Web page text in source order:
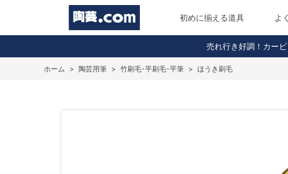
初めに揃える道具 よ
売れ行き好調！カー
ホーム > 陶芸用筆 > 竹刷毛･平刷毛･平筆 > ほうき刷毛